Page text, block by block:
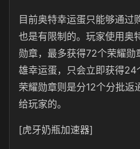
目前奥特幸运蛋只能够通过
也是有限制的。玩家使用奥
勋章，最多获得72个荣耀勋
雄幸运蛋，只会立即获得
荣耀勋章则是分12个分批返
给玩家的。
[虎牙奶瓶加速器]